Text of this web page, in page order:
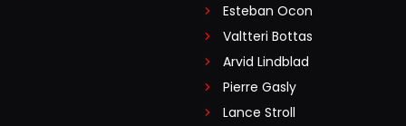
Esteban Ocon
Valtteri Bottas
Arvid Lindblad
Pierre Gasly
Lance Stroll